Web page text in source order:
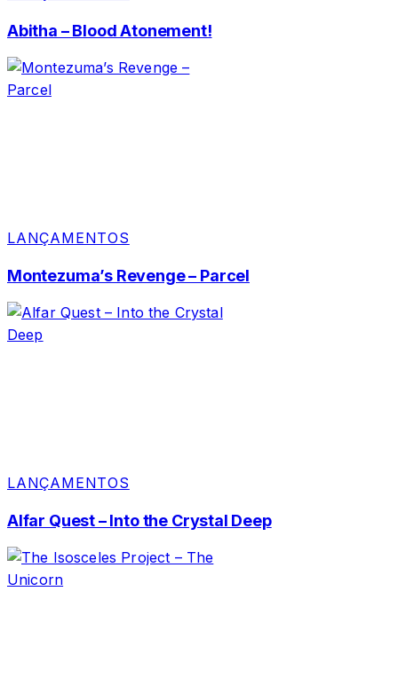
Abitha – Blood Atonement!
LANÇAMENTOS
Montezuma’s Revenge – Parcel
LANÇAMENTOS
Alfar Quest – Into the Crystal Deep